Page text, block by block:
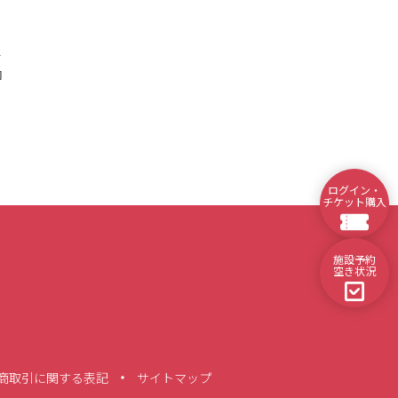
ログイン・
チケット購入
施設予約
空き状況
取引に関する表記 サイトマップ